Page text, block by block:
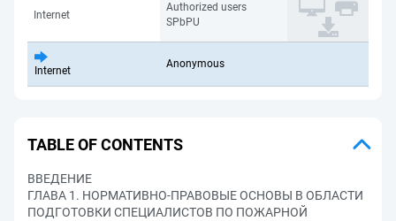
Internet
Authorized users
SPbPU
Internet
Anonymous
TABLE OF CONTENTS
ВВЕДЕНИЕ
ГЛАВА 1. НОРМАТИВНО-ПРАВОВЫЕ ОСНОВЫ В ОБЛАСТИ
ПОДГОТОВКИ СПЕЦИАЛИСТОВ ПО ПОЖАРНОЙ